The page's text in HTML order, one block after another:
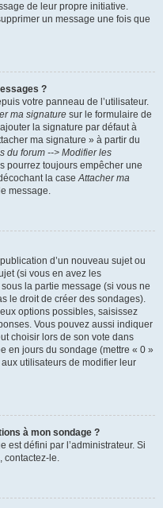
de leur propre initiative.
un message une fois que
?
votre panneau de l’utilisateur.
ma signature sur le formulaire de
la signature par défaut à
ma signature » à partir du
du forum --> Modifier les
pourrez toujours empêcher une
la caseAttacher ma
message.
d’un nouveau sujet ou
(si vous en avez les
sous la partie message (si vous ne
le droit de créer des sondages).
options possibles, saisissez
Vous pouvez aussi indiquer
choisir lors de son vote dans
en jours du sondage (mettre « 0 »
utilisateurs de modifier leur
à mon sondage ?
est défini par l’administrateur. Si
contactez-le.